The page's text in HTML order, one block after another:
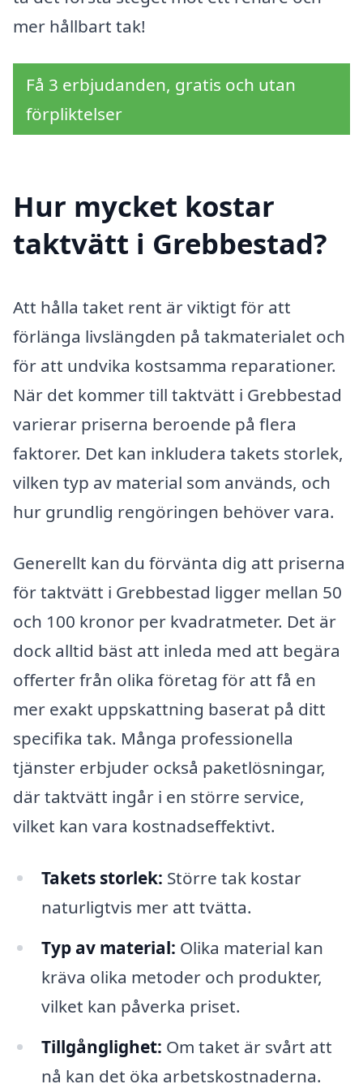
mer hållbart tak!
Få 3 erbjudanden, gratis och utan
förpliktelser
Hur mycket kostar
taktvätt i Grebbestad?
Att hålla taket rent är viktigt för att
förlänga livslängden på takmaterialet och
för att undvika kostsamma reparationer.
När det kommer till taktvätt i Grebbestad
varierar priserna beroende på flera
faktorer. Det kan inkludera takets storlek,
vilken typ av material som används, och
hur grundlig rengöringen behöver vara.
Generellt kan du förvänta dig att priserna
för taktvätt i Grebbestad ligger mellan 50
och 100 kronor per kvadratmeter. Det är
dock alltid bäst att inleda med att begära
offerter från olika företag för att få en
mer exakt uppskattning baserat på ditt
specifika tak. Många professionella
tjänster erbjuder också paketlösningar,
där taktvätt ingår i en större service,
vilket kan vara kostnadseffektivt.
Takets storlek: Större tak kostar
naturligtvis mer att tvätta.
Typ av material: Olika material kan
kräva olika metoder och produkter,
vilket kan påverka priset.
Tillgånglighet: Om taket är svårt att
nå kan det öka arbetskostnaderna.